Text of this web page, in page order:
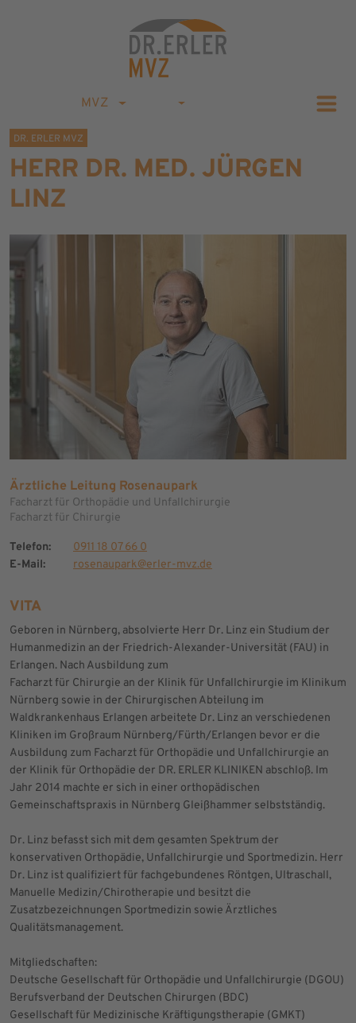
MVZ
DR. ERLER MVZ
HERR DR. MED. JÜRGEN
LINZ
Ärztliche Leitung Rosenaupark
Facharzt für Orthopädie und Unfallchirurgie
Facharzt für Chirurgie
Telefon:
0911 18 07 66 0
E-Mail:
rosenaupark@erler-mvz.de
VITA
Geboren in Nürnberg, absolvierte Herr Dr. Linz ein Studium der
Humanmedizin an der Friedrich-Alexander-Universität (FAU) in
Erlangen. Nach Ausbildung zum
Facharzt für Chirurgie an der Klinik für Unfallchirurgie im Klinikum
Nürnberg sowie in der Chirurgischen Abteilung im
Waldkrankenhaus Erlangen arbeitete Dr. Linz an verschiedenen
Kliniken im Großraum Nürnberg/Fürth/Erlangen bevor er die
Ausbildung zum Facharzt für Orthopädie und Unfallchirurgie an
der Klinik für Orthopädie der DR. ERLER KLINIKEN abschloß. Im
Jahr 2014 machte er sich in einer orthopädischen
Gemeinschaftspraxis in Nürnberg Gleißhammer selbstständig.
Dr. Linz befasst sich mit dem gesamten Spektrum der
konservativen Orthopädie, Unfallchirurgie und Sportmedizin. Herr
Dr. Linz ist qualifiziert für fachgebundenes Röntgen, Ultraschall,
Manuelle Medizin/Chirotherapie und besitzt die
Zusatzbezeichnungen Sportmedizin sowie Ärztliches
Qualitätsmanagement.
Mitgliedschaften:
Deutsche Gesellschaft für Orthopädie und Unfallchirurgie (DGOU)
Berufsverband der Deutschen Chirurgen (BDC)
Gesellschaft für Medizinische Kräftigungstherapie (GMKT)